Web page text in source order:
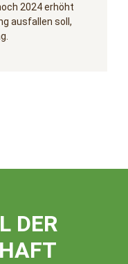
2024 erhöht
ausfallen soll,
DER